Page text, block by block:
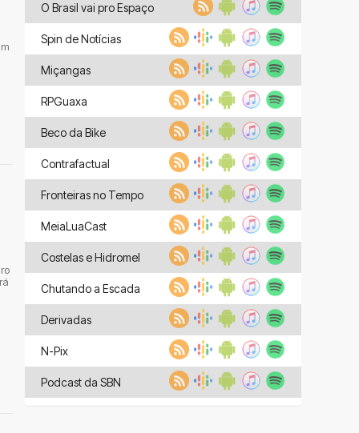
O Brasil vai pro Espaço
Spin de Notícias
Miçangas
RPGuaxa
Beco da Bike
Contrafactual
Fronteiras no Tempo
MeiaLuaCast
Costelas e Hidromel
Chutando a Escada
Derivadas
N-Pix
Podcast da SBN